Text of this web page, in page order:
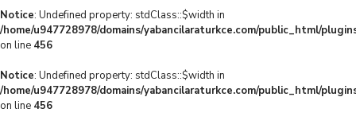
Notice: Undefined property: stdClass::$width in
/home/u947728978/domains/yabancilaraturkce.com/public_html/
on line 456
Notice: Undefined property: stdClass::$width in
/home/u947728978/domains/yabancilaraturkce.com/public_html/
on line 456